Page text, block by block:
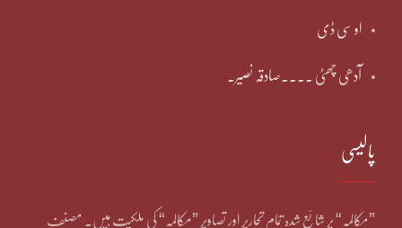
او سی ڈی
آدھی چھٹی ۔۔۔۔صادقہ نصیر۔
پالیسی
”مکالمہ“ پر شائع شدہ تمام تحاریر اور تصاویر ”مکالمہ“ کی ملکیت ہیں۔ مصنف